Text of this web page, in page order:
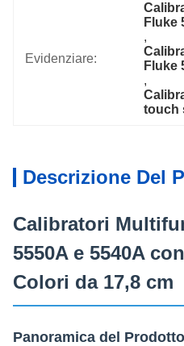
Evidenziare:
Fluke
,
Fluke
,
touch
Descrizione Del
Calibratori
5550A e 5540A
Colori da 17,8 cm
Panoramica del Prodotto